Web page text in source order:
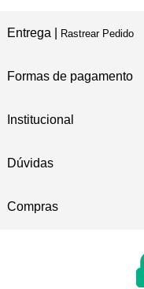
Entrega | Rastrear Pedido
Formas de pagamento
Institucional
Dúvidas
Compras